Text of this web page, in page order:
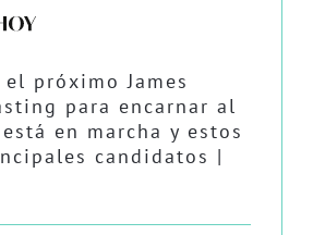
próximo James
para encarnar al
en marcha y estos
candidatos |